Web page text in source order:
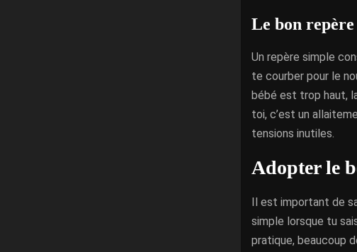
Le bon
Un repère simple
te courber pour le
bébé est trop haut,
toi, c’est un
tensions inutiles.
Adopter le
Il est important de
simple lorsque tu
pratique, beaucoup